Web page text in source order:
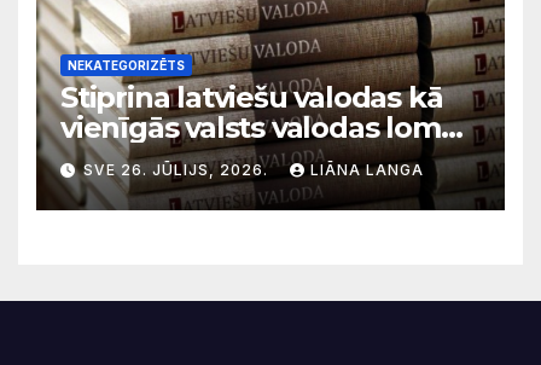
NEKATEGORIZĒTS
Stiprina latviešu valodas kā
vienīgās valsts valodas lomu
sabiedriskajos medijos
SVE 26. JŪLIJS, 2026. LIĀNA LANGA